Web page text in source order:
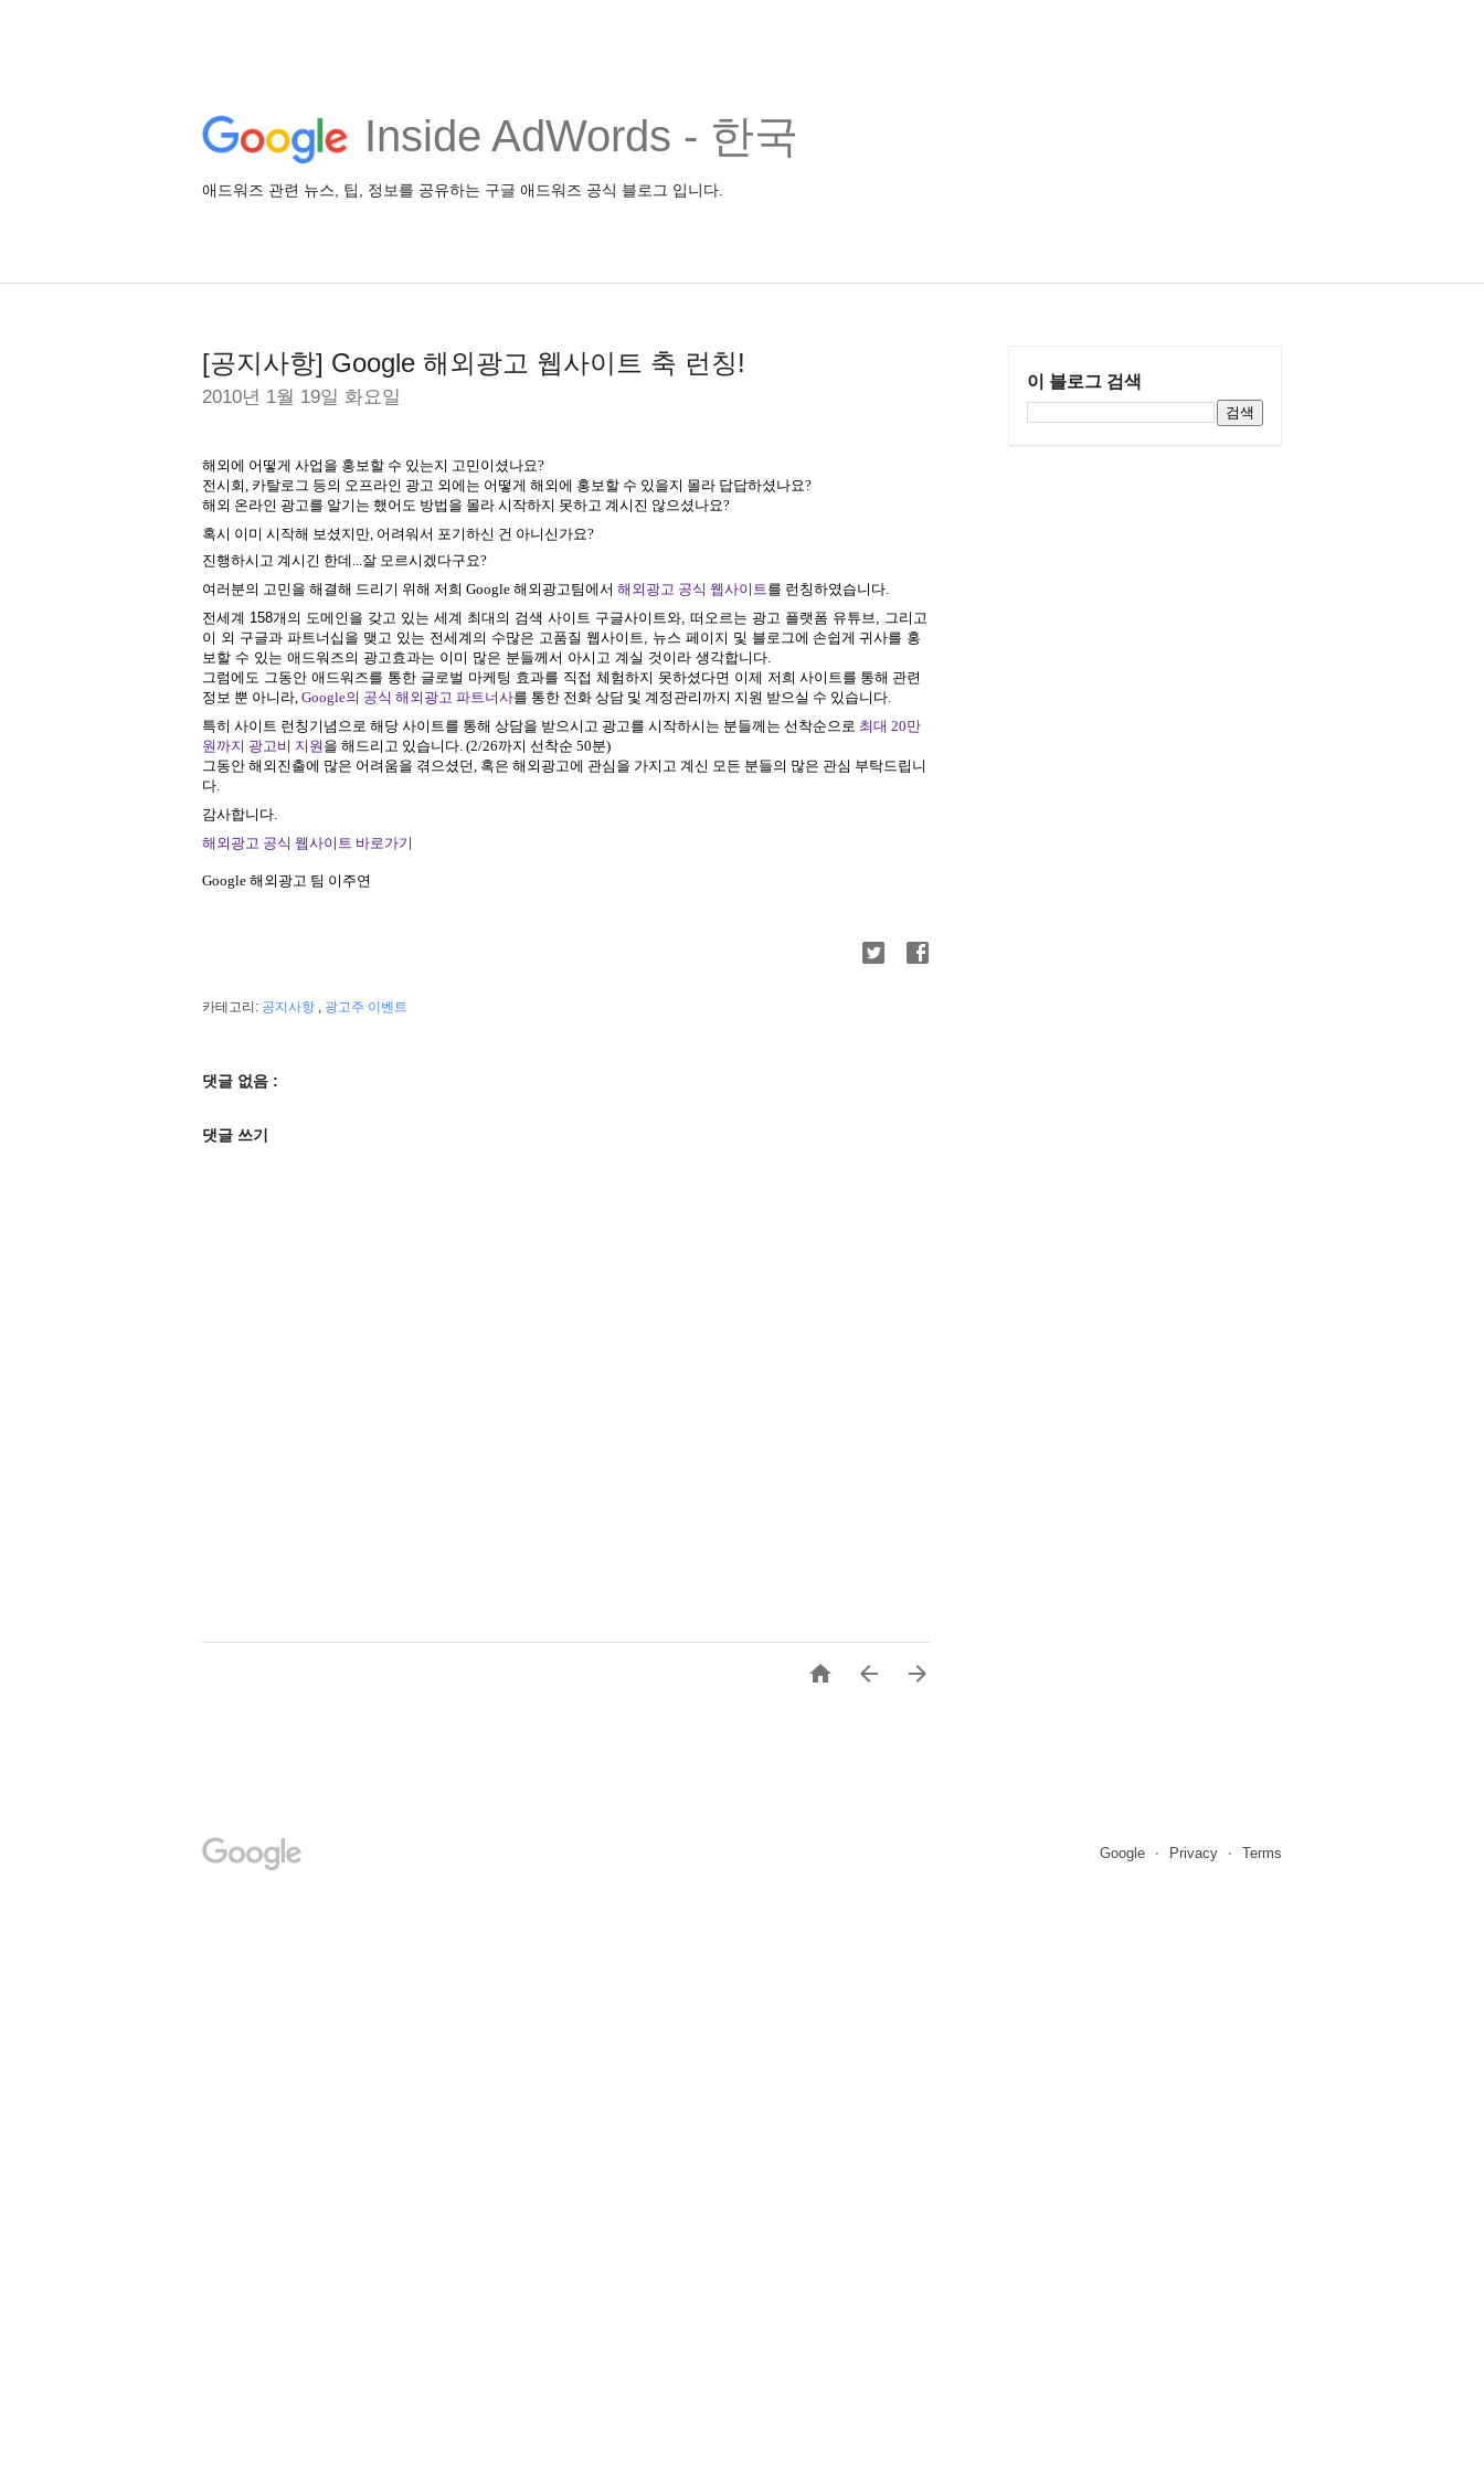
Inside AdWords - 한국
애드워즈 관련 뉴스, 팁, 정보를 공유하는 구글 애드워즈 공식 블로그 입니다.
[공지사항] Google 해외광고 웹사이트 축 런칭!
2010년 1월 19일 화요일
해외에 어떻게 사업을 홍보할 수 있는지 고민이셨나요?
전시회, 카탈로그 등의 오프라인 광고 외에는 어떻게 해외에 홍보할 수 있을지 몰라 답답하셨나요?
해외 온라인 광고를 알기는 했어도 방법을 몰라 시작하지 못하고 계시진 않으셨나요?
혹시 이미 시작해 보셨지만, 어려워서 포기하신 건 아니신가요?
진행하시고 계시긴 한데...잘 모르시겠다구요?
여러분의 고민을 해결해 드리기 위해 저희 Google 해외광고팀에서 해외광고 공식 웹사이트를 런칭하였습니다.
전세계 158개의 도메인을 갖고 있는 세계 최대의 검색 사이트 구글사이트와, 떠오르는 광고 플랫폼 유튜브, 그리고
이 외 구글과 파트너십을 맺고 있는 전세계의 수많은 고품질 웹사이트, 뉴스 페이지 및 블로그에 손쉽게 귀사를 홍
보할 수 있는 애드워즈의 광고효과는 이미 많은 분들께서 아시고 계실 것이라 생각합니다.
그럼에도 그동안 애드워즈를 통한 글로벌 마케팅 효과를 직접 체험하지 못하셨다면 이제 저희 사이트를 통해 관련
정보 뿐 아니라, Google의 공식 해외광고 파트너사를 통한 전화 상담 및 계정관리까지 지원 받으실 수 있습니다.
특히 사이트 런칭기념으로 해당 사이트를 통해 상담을 받으시고 광고를 시작하시는 분들께는 선착순으로 최대 20만
원까지 광고비 지원 을 해드리고 있습니다. (2/26까지 선착순 50분)
그동안 해외진출에 많은 어려움을 겪으셨던, 혹은 해외광고에 관심을 가지고 계신 모든 분들의 많은 관심 부탁드립니
다.
감사합니다.
해외광고 공식 웹사이트 바로가기
Google 해외광고 팀 이주연
카테고리: 공지사항 , 광고주 이벤트
댓글 없음 :
댓글 쓰기
  
이 블로그 검색
Google Privacy Terms